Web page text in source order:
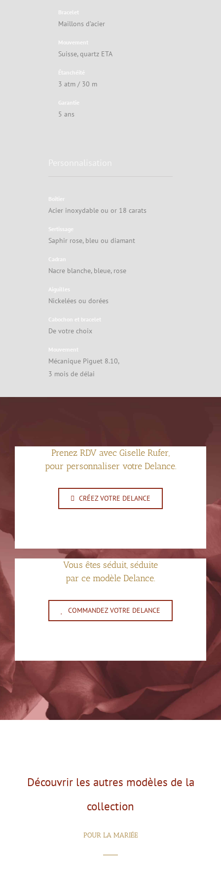
Bracelet
Maillons d’acier
Mouvement
Suisse, quartz ETA
Étanchéité
3 atm / 30 m
Garantie
5 ans
Boîtier
Acier inoxydable ou or 18 carats
Sertissage
Saphir rose, bleu ou diamant
Cadran
Nacre blanche, bleue, rose
Aiguilles
Nickelées ou dorées
Cabochon et bracelet
De votre choix
Mouvement
Mécanique Piguet 8.10,
3 mois de délai
Prenez RDV avec Giselle Rufer,
pour personnaliser votre Delance.
CRÉEZ VOTRE DELANCE
Vous êtes séduit, séduite
par ce modèle Delance.
COMMANDEZ VOTRE DELANCE
Découvrir les autres modèles de la
collection
POUR LA MARIÉE